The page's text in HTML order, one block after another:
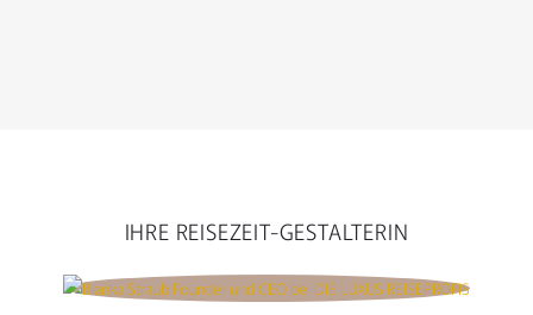
IHRE REISEZEIT-GESTALTERIN